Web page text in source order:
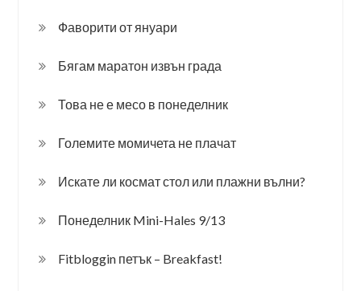
Фаворити от януари
Бягам маратон извън града
Това не е месо в понеделник
Големите момичета не плачат
Искате ли космат стол или плажни вълни?
Понеделник Mini-Hales 9/13
Fitbloggin петък – Breakfast!